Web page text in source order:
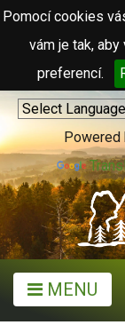
Pomocí cookies
vám je tak,
preferencí.
Powered
MENU